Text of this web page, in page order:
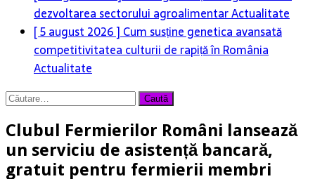
dezvoltarea sectorului agroalimentarActualitate
[ 5 august 2026 ] Cum susține genetica avansată
competitivitatea culturii de rapiță în România
Actualitate
Caută
Clubul Fermierilor Români lansează
un serviciu de asistență bancară,
gratuit pentru fermierii membri